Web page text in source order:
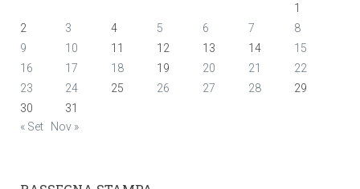
1
2
3 4 5 6 7
8
9
10 11 12 13 14
15
16
17 18 19 20 21
22
23
24 25 26 27 28
29
30
31
« Set
Nov »